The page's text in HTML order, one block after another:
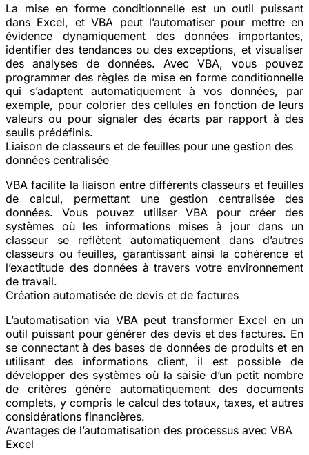
La mise en forme conditionnelle est un outil puissant
dans Excel, et VBA peut l’automatiser pour mettre en
évidence dynamiquement des données importantes,
identifier des tendances ou des exceptions, et visualiser
des analyses de données. Avec VBA, vous pouvez
programmer des règles de mise en forme conditionnelle
qui s’adaptent automatiquement à vos données, par
exemple, pour colorier des cellules en fonction de leurs
valeurs ou pour signaler des écarts par rapport à des
seuils prédéfinis.
Liaison de classeurs et de feuilles pour une gestion des
données centralisée
VBA facilite la liaison entre différents classeurs et feuilles
de calcul, permettant une gestion centralisée des
données. Vous pouvez utiliser VBA pour créer des
systèmes où les informations mises à jour dans un
classeur se reflètent automatiquement dans d’autres
classeurs ou feuilles, garantissant ainsi la cohérence et
l’exactitude des données à travers votre environnement
de travail.
Création automatisée de devis et de factures
L’automatisation via VBA peut transformer Excel en un
outil puissant pour générer des devis et des factures. En
se connectant à des bases de données de produits et en
utilisant des informations client, il est possible de
développer des systèmes où la saisie d’un petit nombre
de critères génère automatiquement des documents
complets, y compris le calcul des totaux, taxes, et autres
considérations financières.
Avantages de l’automatisation des processus avec VBA
Excel